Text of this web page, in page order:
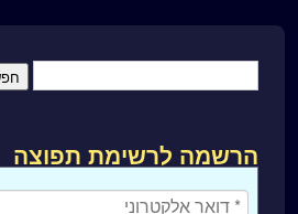
הרשמה לרשימת תפוצה